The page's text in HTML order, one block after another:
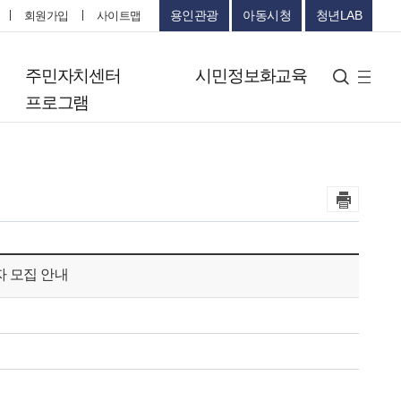
회원가입 사이트맵 용인관광 아동시청 청년LAB
주민자치센터
프로그램
시민정보화교육 검색
사
트
모집 안내